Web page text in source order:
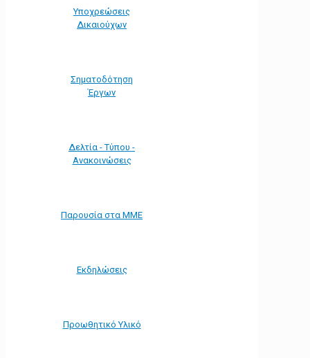
Υποχρεώσεις
Δικαιούχων
Σηματοδότηση
Έργων
Δελτία - Τύπου -
Ανακοινώσεις
Παρουσία στα ΜΜΕ
Εκδηλώσεις
Προωθητικό Υλικό